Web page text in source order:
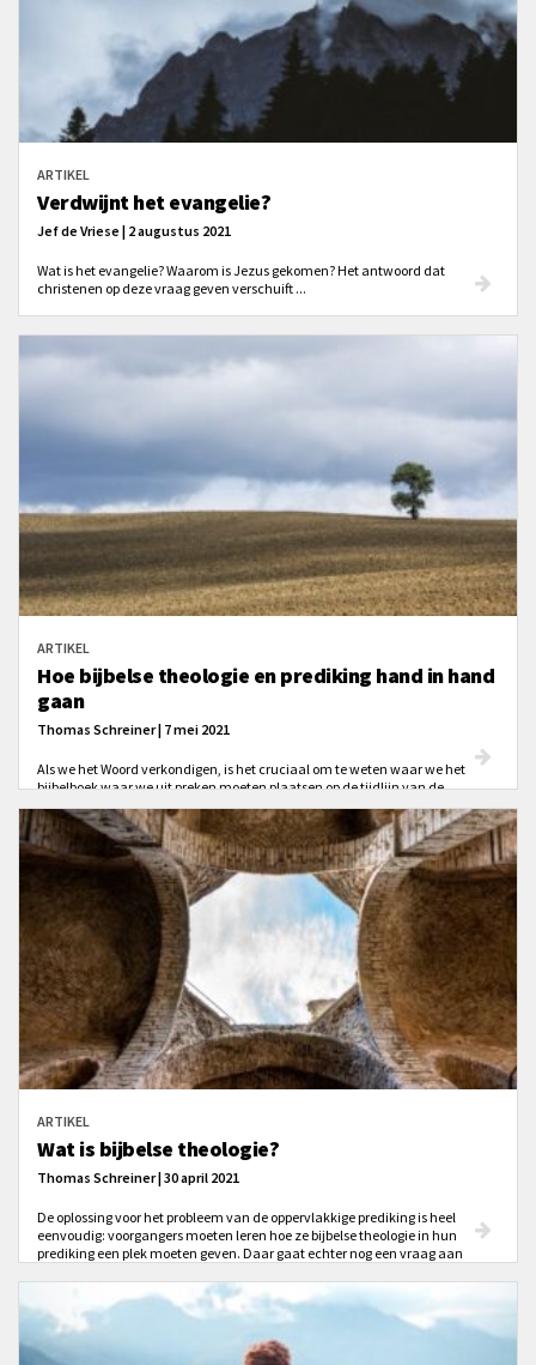
ARTIKEL
Verdwijnt het evangelie?
Jef de Vriese | 2 augustus 2021
Wat is het evangelie? Waarom is Jezus gekomen? Het antwoord dat
christenen op deze vraag geven verschuift ...
ARTIKEL
Hoe bijbelse theologie en prediking hand in hand
gaan
Thomas Schreiner | 7 mei 2021
Als we het Woord verkondigen, is het cruciaal om te weten waar we het
bijbelboek waar we uit preken moeten plaatsen op de tijdlijn van de
stellen, zou je het bedrijven van goede bijbelse theologie in twee stappen
kunnen samenvatten: eerst terugkijken en dan het geheel bekijken.
ARTIKEL
Wat is bijbelse theologie?
Thomas Schreiner | 30 april 2021
De oplossing voor het probleem van de oppervlakkige prediking is heel
eenvoudig: voorgangers moeten leren hoe ze bijbelse theologie in hun
prediking een plek moeten geven. Daar gaat echter nog een vraag aan